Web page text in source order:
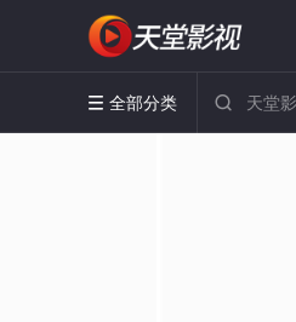
 全部分类 